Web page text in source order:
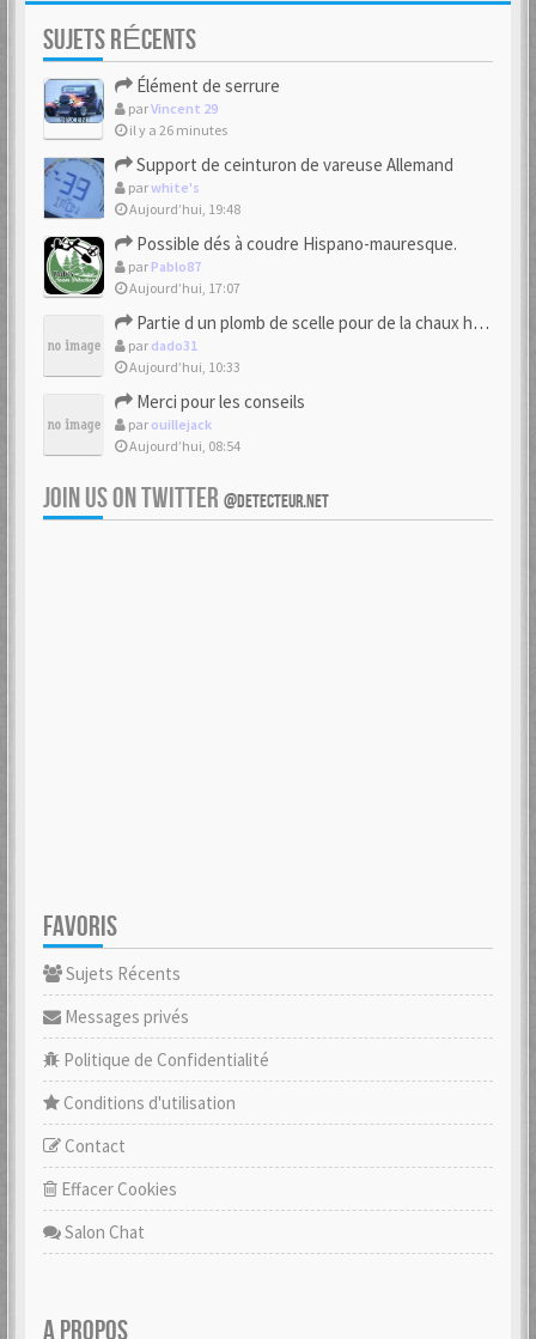
SUJETS RÉCENTS
Élément de serrure
parVincent 29
il y a 26 minutes
Support de ceinturon de vareuse Allemand
parwhite's
Aujourd’hui, 19:48
Possible dés à coudre Hispano-mauresque.
par Pablo87
Aujourd’hui, 17:07
Partie d un plomb de scelle pour de la chaux hydraulique
par dado31
Aujourd’hui, 10:33
Merci pour les conseils
par ouillejack
Aujourd’hui, 08:54
JOIN US ON TWITTER @DETECTEUR.NET
FAVORIS
Sujets Récents
Messages privés
Politique de Confidentialité
Conditions d'utilisation
Contact
Effacer Cookies
Salon Chat
A PROPOS